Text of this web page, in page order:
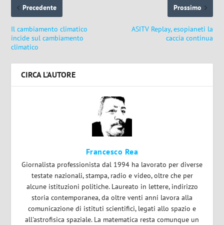
Precedente
Il cambiamento climatico
incide sul cambiamento
climatico
Prossimo
ASITV Replay, esopianeti la
caccia continua
CIRCA L'AUTORE
Francesco Rea
Giornalista professionista dal 1994 ha lavorato per diverse
testate nazionali, stampa, radio e video, oltre che per
alcune istituzioni politiche. Laureato in lettere, indirizzo
storia contemporanea, da oltre venti anni lavora alla
comunicazione di istituti scientifici, legati allo spazio e
all'astrofisica spaziale. La matematica resta comunque un